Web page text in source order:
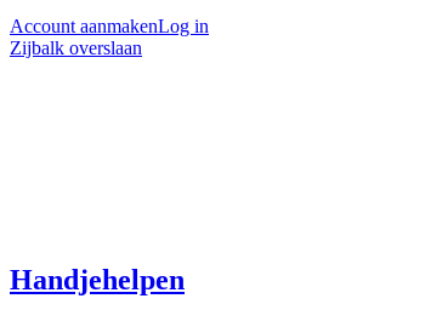
Account aanmakenLog in
Zijbalk overslaan
Handjehelpen